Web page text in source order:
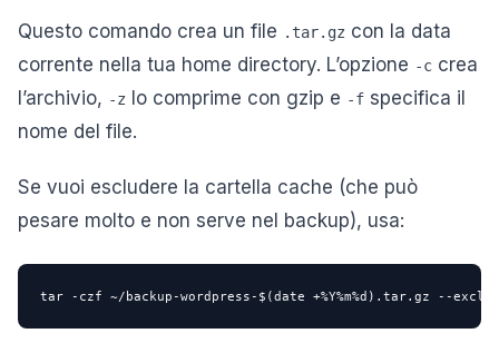
Questo comando crea un file .tar.gz con la data
corrente nella tua home directory. L’opzione -c crea
l’archivio, -z lo comprime con gzip e -f specifica il
nome del file.
Se vuoi escludere la cartella cache (che può
pesare molto e non serve nel backup), usa:
tar -czf ~/backup-wordpress-$(date +%Y%m%d).tar.gz --